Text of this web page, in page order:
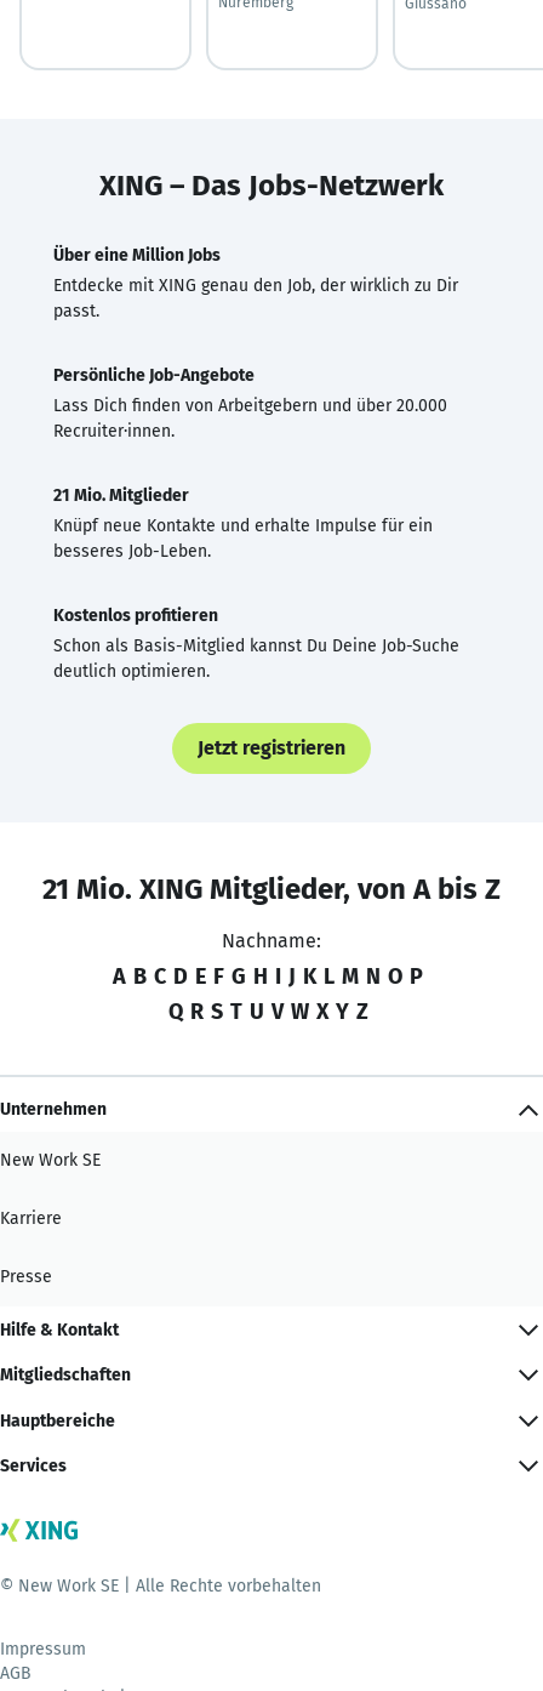
XING – Das Jobs-Netzwerk
Über eine Million Jobs
Entdecke mit XING genau den Job, der wirklich zu Dir
passt.
Persönliche Job-Angebote
Lass Dich finden von Arbeitgebern und über 20.000
Recruiter·innen.
21 Mio. Mitglieder
Knüpf neue Kontakte und erhalte Impulse für ein
besseres Job-Leben.
Kostenlos profitieren
Schon als Basis-Mitglied kannst Du Deine Job-Suche
deutlich optimieren.
Jetzt registrieren
21 Mio. XING Mitglieder, von A bis Z
Nachname:
A B C D E F G H I J K L M N O P
Q R S T U V W X Y Z
Unternehmen
New Work SE
Karriere
Presse
Hilfe & Kontakt
Mitgliedschaften
Hauptbereiche
Services
© New Work SE | Alle Rechte vorbehalten
Impressum
AGB